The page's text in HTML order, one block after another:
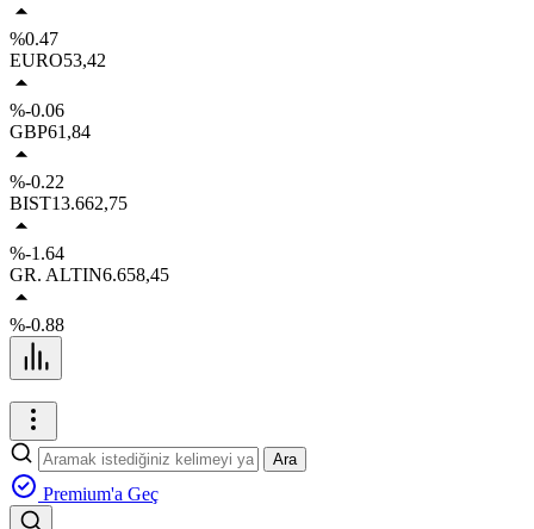
%0.47
EURO53,42
%-0.06
GBP61,84
%-0.22
BIST13.662,75
%-1.64
GR. ALTIN6.658,45
%-0.88
Ara
Premium'a Geç